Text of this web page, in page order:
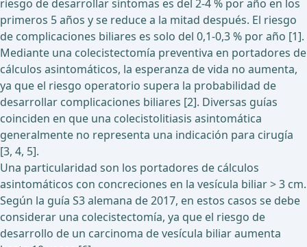
riesgo de desarrollar síntomas es del 2-4 % por año en los
primeros 5 años y se reduce a la mitad después. El riesgo
de complicaciones biliares es solo del 0,1-0,3 % por año [1].
Mediante una colecistectomía preventiva en portadores de
cálculos asintomáticos, la esperanza de vida no aumenta,
ya que el riesgo operatorio supera la probabilidad de
desarrollar complicaciones biliares [2]. Diversas guías
coinciden en que una colecistolitiasis asintomática
generalmente no representa una indicación para cirugía
[3, 4, 5].
Una particularidad son los portadores de cálculos
asintomáticos con concreciones en la vesícula biliar > 3 cm.
Según la guía S3 alemana de 2017, en estos casos se debe
considerar una colecistectomía, ya que el riesgo de
desarrollo de un carcinoma de vesícula biliar aumenta